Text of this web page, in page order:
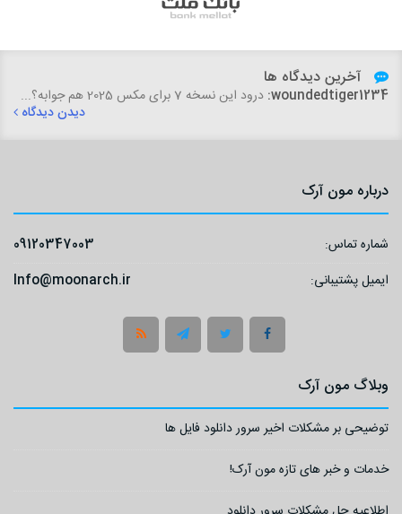
آخرین دیدگاه ها
woundedtiger1234: درود این نسخه 7 برای مکس 2025 هم جوابه؟...
دیدن دیدگاه
درباره مون آرک
شماره تماس:
09120347003
ایمیل پشتیبانی:
Info@moonarch.ir
وبلاگ مون آرک
توضیحی بر مشکلات اخیر سرور دانلود فایل ها
خدمات و خبر های تازه مون آرک!